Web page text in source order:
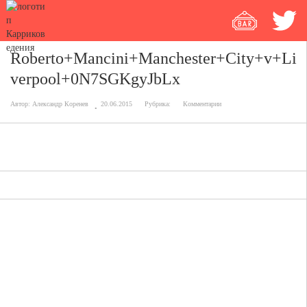
Roberto+Mancini+Manchester+City+v+Li
verpool+0N7SGKgyJbLx
Автор: Александр Коренев 20.06.2015 Рубрика: Комментарии